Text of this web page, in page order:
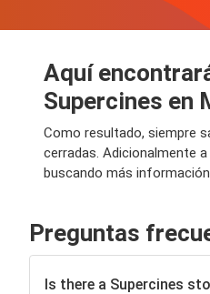
Aquí
Supercines en
Como resultado, siempre
cerradas. Adicionalmente
buscando más
Preguntas
Is there a Supercines